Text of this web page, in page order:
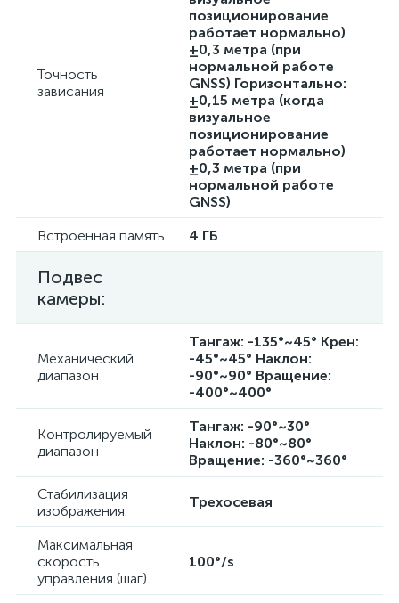
Точность
зависания
позиционирование
работает нормально)
±0,3 метра (при
нормальной работе
GNSS) Горизонтально:
±0,15 метра (когда
визуальное
позиционирование
работает нормально)
±0,3 метра (при
нормальной работе
GNSS)
Встроенная память
4 ГБ
Подвес
камеры:
Механический
диапазон
Тангаж: -135°~45° Крен:
-45°~45° Наклон:
-90°~90° Вращение:
-400°~400°
Контролируемый
диапазон
Тангаж: -90°~30°
Наклон: -80°~80°
Вращение: -360°~360°
Стабилизация
изображения:
Трехосевая
Максимальная
скорость
управления (шаг)
100°/s